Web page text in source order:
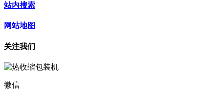
站内搜索
网站地图
关注我们
微信